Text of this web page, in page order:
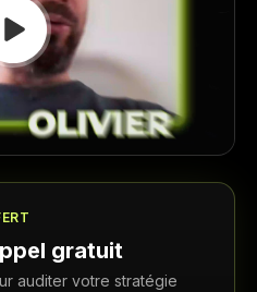
gratuit
auditer votre stratégie